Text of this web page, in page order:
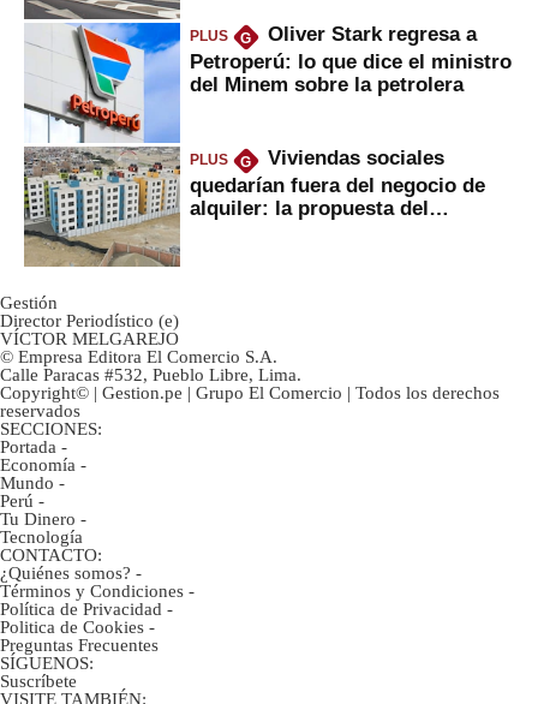
PLUS G
Oliver Stark regresa a
Petroperú: lo que dice el ministro
del Minem sobre la petrolera
PLUS G
Viviendas sociales
quedarían fuera del negocio de
alquiler: la propuesta del
Gestión
Director Periodístico (e)
VÍCTOR MELGAREJO
© Empresa Editora El Comercio S.A.
Calle Paracas #532, Pueblo Libre, Lima.
Copyright© | Gestion.pe | Grupo El Comercio | Todos los derechos
reservados
SECCIONES:
Portada -
Economía -
Mundo -
Perú -
Tu Dinero -
Tecnología
CONTACTO:
¿Quiénes somos? -
Términos y Condiciones -
Política de Privacidad -
Politica de Cookies -
Preguntas Frecuentes
SÍGUENOS:
Suscríbete
VISITE TAMBIÉN: